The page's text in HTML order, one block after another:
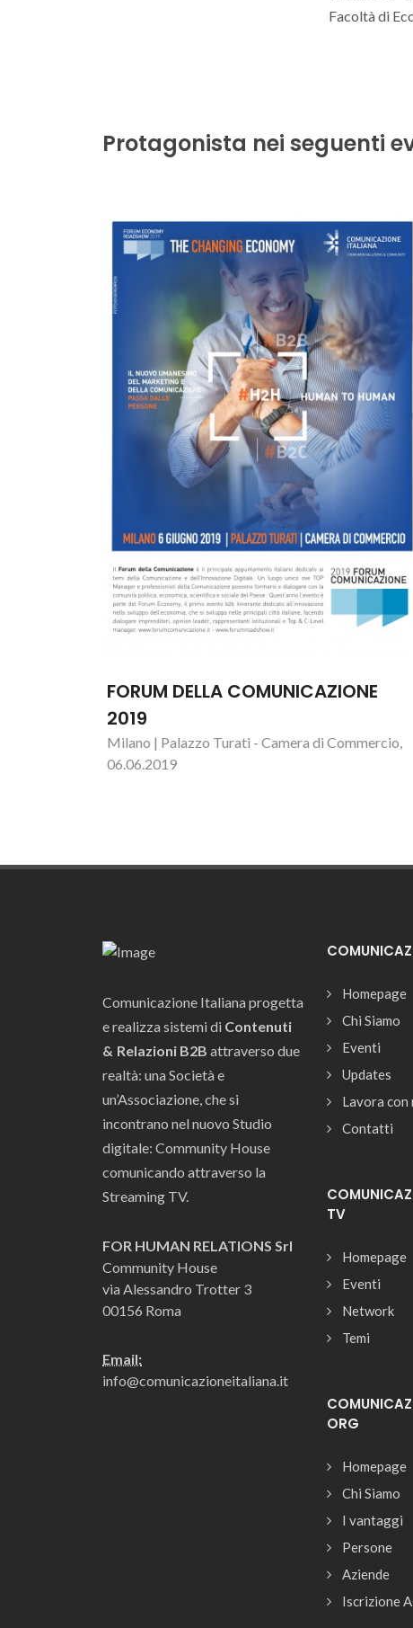
Facoltà di
Protagonista nei seguenti
FORUM DELLA COMUNICAZIONE
2019
Milano | Palazzo Turati - Camera di Commercio,
06.06.2019
Comunicazione Italiana progetta
e realizza sistemi di Contenuti
& Relazioni B2B attraverso due
realtà: una Società e
un’Associazione, che si
incontrano nel nuovo Studio
digitale: Community House
comunicando attraverso la
Streaming TV.
FOR HUMAN RELATIONS Srl
Community House
via Alessandro Trotter 3
00156 Roma
Email:
info@comunicazioneitaliana.it
Homepage
Chi Siamo
Eventi
Updates
Lavora con
Contatti
TV
Homepage
Eventi
Network
Temi
ORG
Homepage
Chi Siamo
I vantaggi
Persone
Aziende
Iscrizione